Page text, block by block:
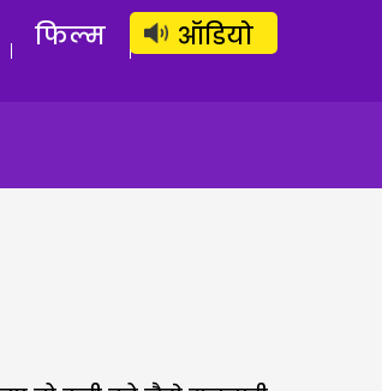
लॉग इन सब्सक्राइब करें
फिल्म ऑडियो